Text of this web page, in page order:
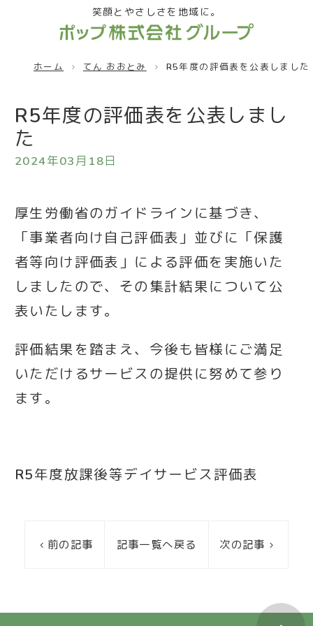
笑顔とやさしさを地域に。
ホーム てん おおとみ R5年度の評価表を公表しました
R5年度の評価表を公表しまし
た
2024年03月18日
厚生労働省のガイドラインに基づき、
「事業者向け自己評価表」並びに「保護
者等向け評価表」による評価を実施いた
しましたので、その集計結果について公
表いたします。
評価結果を踏まえ、今後も皆様にご満足
いただけるサービスの提供に努めて参り
ます。
R5年度放課後等デイサービス評価表
前の記事 記事一覧へ戻る 次の記事